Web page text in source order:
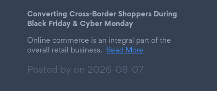
Converting Cross-Border Shoppers During
Black Friday & Cyber Monday
Online commerce is an integral part of the
overall retail business. Read More
Posted by on 2026-08-07